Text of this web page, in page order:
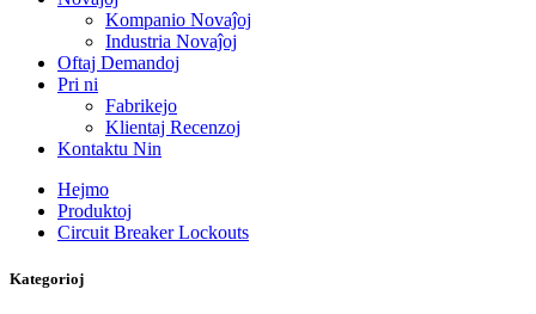
Kompanio Novaĵoj
Industria Novaĵoj
Oftaj Demandoj
Pri ni
Fabrikejo
Klientaj Recenzoj
Kontaktu Nin
Hejmo
Produktoj
Circuit Breaker Lockouts
Kategorioj